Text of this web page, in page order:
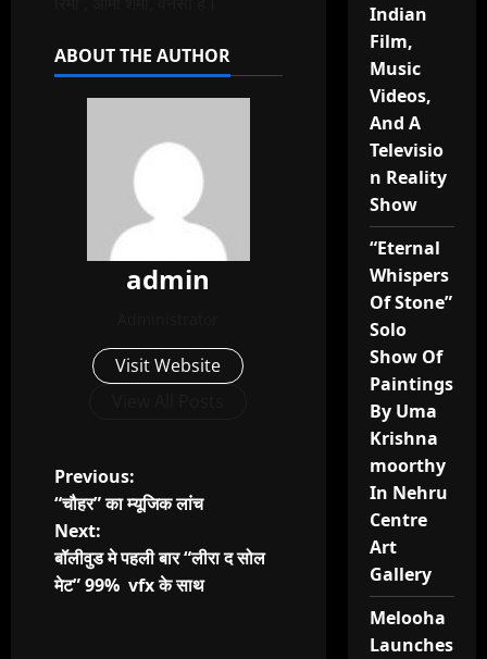
ABOUT THE AUTHOR
admin
Visit Website
P
o
s
Previous:
“चौहर” का म्यूजिक लांच
Next:
बॉलीवुड मे पहली बार “लीरा द सोल
मेट” 99% vfx के साथ
Indian
Film,
Music
Videos,
And A
Televisio
n Reality
Show
“Eternal
Whispers
Of Stone”
Solo
Show Of
Paintings
By Uma
Krishna
moorthy
In Nehru
Centre
Art
Gallery
Melooha
Launches